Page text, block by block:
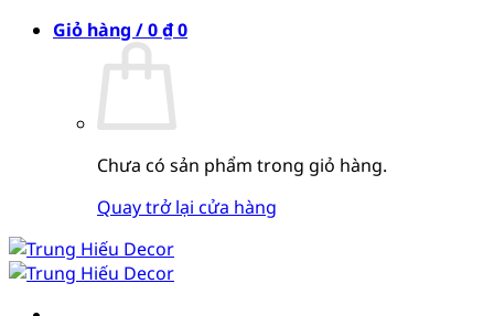
Giỏ hàng /0₫0
Chưa có sản phẩm trong giỏ hàng.
Quay trở lại cửa hàng